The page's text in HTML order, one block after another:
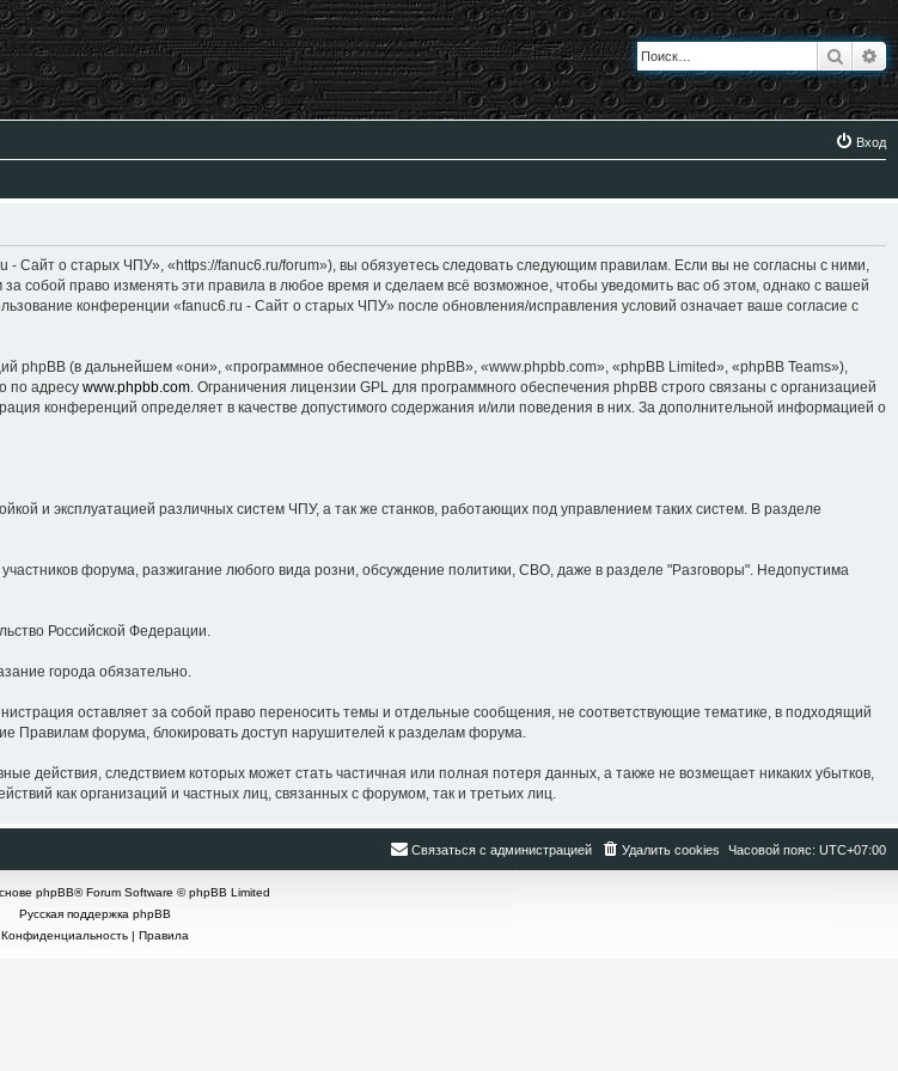
Поиск
Вход
о старых ЧПУ», «https://fanuc6.ru/forum»), вы обязуетесь следовать следующим правилам. Если вы не согласны с ними,
право изменять эти правила в любое время и сделаем всё возможное, чтобы уведомить вас об этом, однако с вашей
конференции «fanuc6.ru - Сайт о старых ЧПУ» после обновления/исправления условий означает ваше согласие с
(в дальнейшем «они», «программное обеспечение phpBB», «www.phpbb.com», «phpBB Limited», «phpBB Teams»),
по адресу www.phpbb.com. Ограничения лицензии GPL для программного обеспечения phpBB строго связаны с организацией
конференций определяет в качестве допустимого содержания и/или поведения в них. За дополнительной информацией о
и эксплуатацией различных систем ЧПУ, а так же станков, работающих под управлением таких систем. В разделе
форума, разжигание любого вида розни, обсуждение политики, СВО, даже в разделе "Разговоры". Недопустима
Российской Федерации.
города обязательно.
оставляет за собой право переносить темы и отдельные сообщения, не соответствующие тематике, в подходящий
Правилам форума, блокировать доступ нарушителей к разделам форума.
следствием которых может стать частичная или полная потеря данных, а также не возмещает никаких убытков,
как организаций и частных лиц, связанных с форумом, так и третьих лиц.
Часовой пояс: UTC+07:00
Удалить cookies
Связаться с администрацией
phpBB® Forum Software © phpBB Limited
Русская поддержка phpBB
Конфиденциальность| Правила